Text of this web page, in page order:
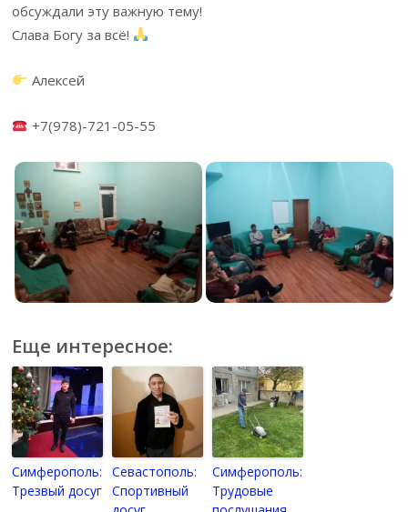
обсуждали эту важную тему!
Слава Богу за всё!
Алексей
+7(978)-721-05-55
Еще интересное:
Симферополь:
Трезвый досуг
Севастополь:
Спортивный
Симферополь:
Трудовые